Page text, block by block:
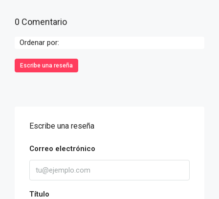
0 Comentario
Ordenar por:
Escribe una reseña
Escribe una reseña
Correo electrónico
Título